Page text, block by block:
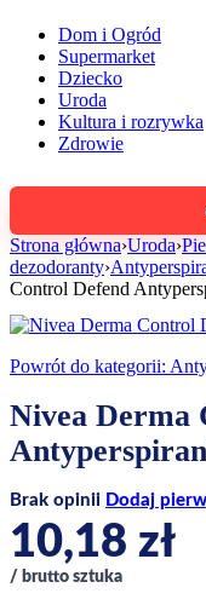
Dom i Ogród
Supermarket
Dziecko
Uroda
Kultura i rozrywka
Zdrowie
Strona główna›Uroda›
dezodoranty›
Control Defend
Powrót do kategorii:
Nivea Derma
Brak opinii Dodaj
10,18 zł
/ brutto sztuka